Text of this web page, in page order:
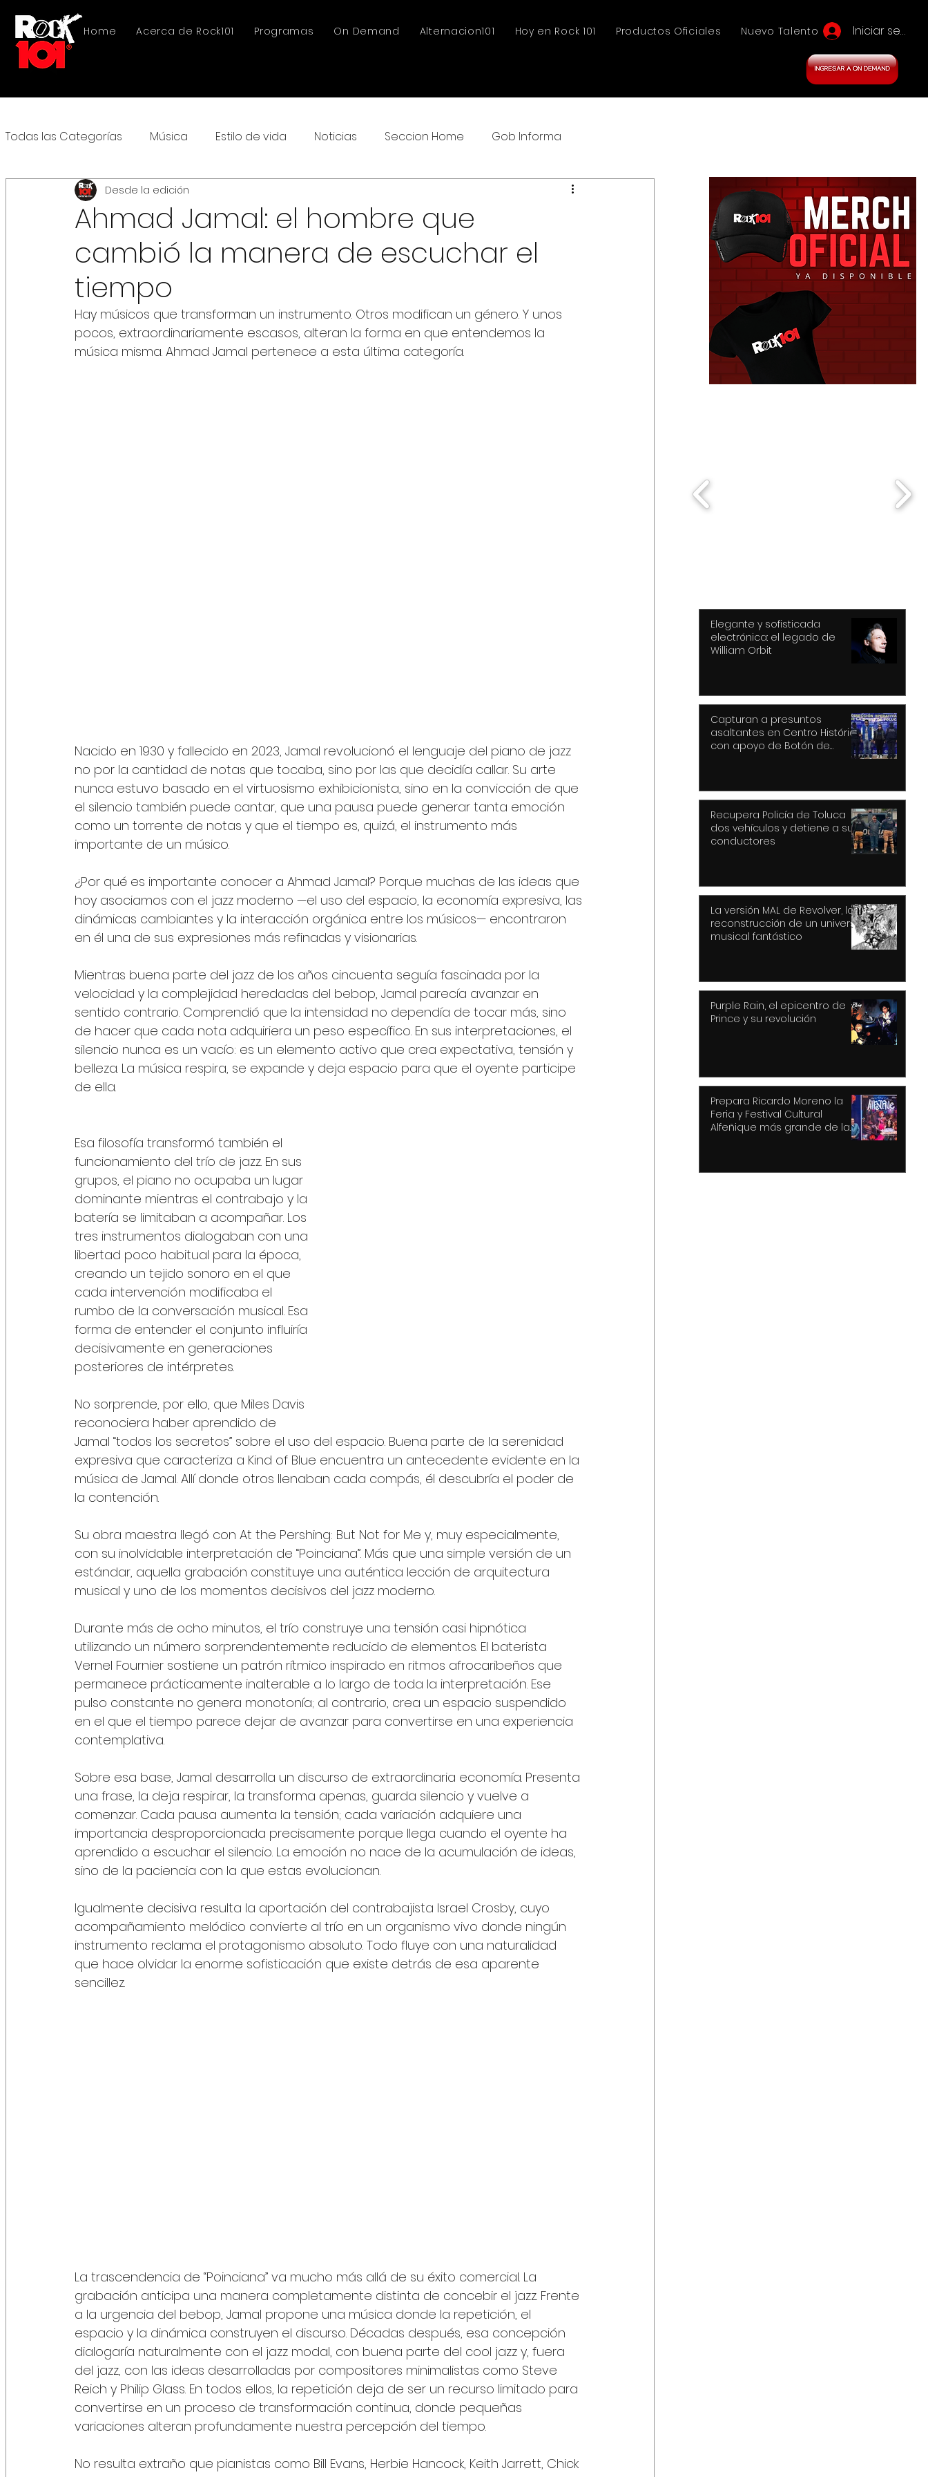
Home Acerca de Rock101 Programas On Demand Alternacion101 Hoy en Rock 101 Productos Oficiales Nuevo Talento Iniciar sesión
Todas las Categorías Música Estilo de vida Noticias Seccion Home Gob Informa
Ahmad Jamal: el hombre que
cambió la manera de escuchar el
tiempo
Desde la edición
Hay músicos que transforman un instrumento. Otros modifican un género. Y unos
pocos, extraordinariamente escasos, alteran la forma en que entendemos la
música misma. Ahmad Jamal pertenece a esta última categoría.
Nacido en 1930 y fallecido en 2023, Jamal revolucionó el lenguaje del piano de jazz
no por la cantidad de notas que tocaba, sino por las que decidía callar. Su arte
nunca estuvo basado en el virtuosismo exhibicionista, sino en la convicción de que
el silencio también puede cantar, que una pausa puede generar tanta emoción
como un torrente de notas y que el tiempo es, quizá, el instrumento más
importante de un músico.
¿Por qué es importante conocer a Ahmad Jamal? Porque muchas de las ideas que
hoy asociamos con el jazz moderno —el uso del espacio, la economía expresiva, las
dinámicas cambiantes y la interacción orgánica entre los músicos— encontraron
en él una de sus expresiones más refinadas y visionarias.
Mientras buena parte del jazz de los años cincuenta seguía fascinada por la
velocidad y la complejidad heredadas del bebop, Jamal parecía avanzar en
sentido contrario. Comprendió que la intensidad no dependía de tocar más, sino
de hacer que cada nota adquiriera un peso específico. En sus interpretaciones, el
silencio nunca es un vacío: es un elemento activo que crea expectativa, tensión y
belleza. La música respira, se expande y deja espacio para que el oyente participe
de ella.
Esa filosofía transformó también el
funcionamiento del trío de jazz. En sus
grupos, el piano no ocupaba un lugar
dominante mientras el contrabajo y la
batería se limitaban a acompañar. Los
tres instrumentos dialogaban con una
libertad poco habitual para la época,
creando un tejido sonoro en el que
cada intervención modificaba el
rumbo de la conversación musical. Esa
forma de entender el conjunto influiría
decisivamente en generaciones
posteriores de intérpretes.
No sorprende, por ello, que Miles Davis
reconociera haber aprendido de
Jamal “todos los secretos” sobre el uso del espacio. Buena parte de la serenidad
expresiva que caracteriza a Kind of Blue encuentra un antecedente evidente en la
música de Jamal. Allí donde otros llenaban cada compás, él descubría el poder de
la contención.
Su obra maestra llegó con At the Pershing: But Not for Me y, muy especialmente,
con su inolvidable interpretación de “Poinciana”. Más que una simple versión de un
estándar, aquella grabación constituye una auténtica lección de arquitectura
musical y uno de los momentos decisivos del jazz moderno.
Durante más de ocho minutos, el trío construye una tensión casi hipnótica
utilizando un número sorprendentemente reducido de elementos. El baterista
Vernel Fournier sostiene un patrón rítmico inspirado en ritmos afrocaribeños que
permanece prácticamente inalterable a lo largo de toda la interpretación. Ese
pulso constante no genera monotonía; al contrario, crea un espacio suspendido
en el que el tiempo parece dejar de avanzar para convertirse en una experiencia
contemplativa.
Sobre esa base, Jamal desarrolla un discurso de extraordinaria economía. Presenta
una frase, la deja respirar, la transforma apenas, guarda silencio y vuelve a
comenzar. Cada pausa aumenta la tensión; cada variación adquiere una
importancia desproporcionada precisamente porque llega cuando el oyente ha
aprendido a escuchar el silencio. La emoción no nace de la acumulación de ideas,
sino de la paciencia con la que estas evolucionan.
Igualmente decisiva resulta la aportación del contrabajista Israel Crosby, cuyo
acompañamiento melódico convierte al trío en un organismo vivo donde ningún
instrumento reclama el protagonismo absoluto. Todo fluye con una naturalidad
que hace olvidar la enorme sofisticación que existe detrás de esa aparente
sencillez.
La trascendencia de “Poinciana” va mucho más allá de su éxito comercial. La
grabación anticipa una manera completamente distinta de concebir el jazz. Frente
a la urgencia del bebop, Jamal propone una música donde la repetición, el
espacio y la dinámica construyen el discurso. Décadas después, esa concepción
dialogaría naturalmente con el jazz modal, con buena parte del cool jazz y, fuera
del jazz, con las ideas desarrolladas por compositores minimalistas como Steve
Reich y Philip Glass. En todos ellos, la repetición deja de ser un recurso limitado para
convertirse en un proceso de transformación continua, donde pequeñas
variaciones alteran profundamente nuestra percepción del tiempo.
No resulta extraño que pianistas como Bill Evans, Herbie Hancock, Keith Jarrett, Chick
Elegante y sofisticada
electrónica: el legado de
William Orbit
Capturan a presuntos
asaltantes en Centro Histórico
con apoyo de Botón de
Recupera Policía de Toluca
dos vehículos y detiene a sus
conductores
La versión MAL de Revolver, la
reconstrucción de un universo
musical fantástico
Purple Rain, el epicentro de
Prince y su revolución
Prepara Ricardo Moreno la
Feria y Festival Cultural
Alfeñique más grande de la